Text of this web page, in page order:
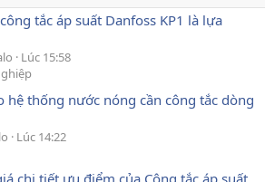
tắc áp suất Danfoss KP1 là lựa
Lúc 15:58
hệ thống nước nóng cần công tắc dòng
Lúc 14:22
chi tiết ưu điểm của Công tắc áp suất